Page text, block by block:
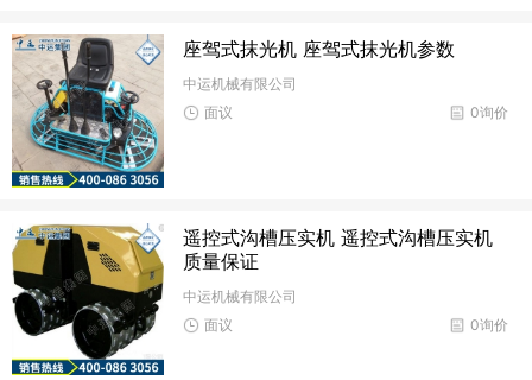
座驾式抹光机 座驾式抹光机参数
中运机械有限公司
0询价
面议
遥控式沟槽压实机 遥控式沟槽压实机
质量保证
中运机械有限公司
0询价
面议